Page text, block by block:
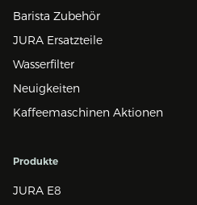
Barista Zubehör
JURA Ersatzteile
Wasserfilter
Neuigkeiten
Kaffeemaschinen Aktionen
Produkte
JURA E8